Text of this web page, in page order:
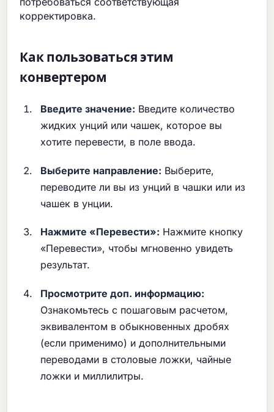
корректировка.
Как пользоваться этим
конвертером
Введите значение: Введите количество
жидких унций или чашек, которое вы
хотите перевести, в поле ввода.
Выберите направление: Выберите,
переводите ли вы из унций в чашки или из
чашек в унции.
Нажмите «Перевести»: Нажмите кнопку
«Перевести», чтобы мгновенно увидеть
результат.
Просмотрите доп. информацию:
Ознакомьтесь с пошаговым расчетом,
эквивалентом в обыкновенных дробях
(если применимо) и дополнительными
переводами в столовые ложки, чайные
ложки и миллилитры.